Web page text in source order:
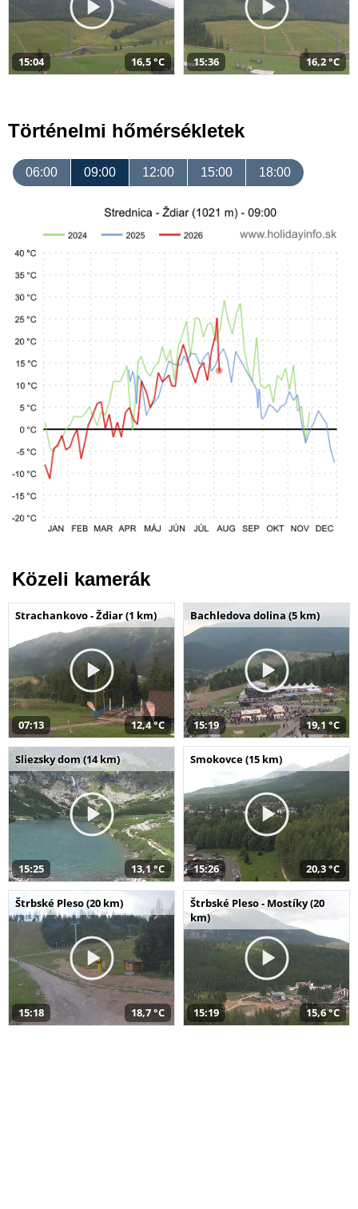
15:04 16,5 °C 15:36 16,2 °C
Történelmi hőmérsékletek
06:00 09:00 12:00 15:00 18:00
Közeli kamerák
Strachankovo - Ždiar (1 km)
07:13 12,4 °C
Bachledova dolina (5 km)
15:19 19,1 °C
Sliezsky dom (14 km)
15:25 13,1 °C
Smokovce (15 km)
15:26 20,3 °C
Štrbské Pleso (20 km)
15:18 18,7 °C
Štrbské Pleso - Mostíky (20
km)
15:19 15,6 °C